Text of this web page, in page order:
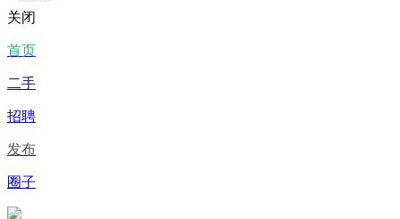
关闭
首页
二手
招聘
发布
圈子